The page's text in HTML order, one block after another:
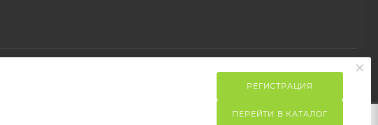
РЕГИСТРАЦИЯ
ПЕРЕЙТИ В КАТАЛОГ